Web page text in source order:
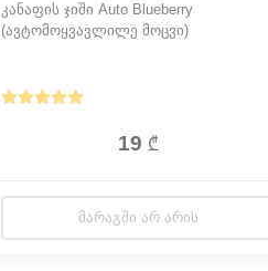
კანაფის ჯიში Auto Blueberry
(ავტომოყვავლილე მოცვი)
GanjaSeeds’–ის მიერ. მარიხუანას
უმეტესობა აცხადებს, რომ ორიგინალი
19 ₾
ᲛᲐᲠᲐᲒᲨᲘ ᲐᲠ ᲐᲠᲘᲡ